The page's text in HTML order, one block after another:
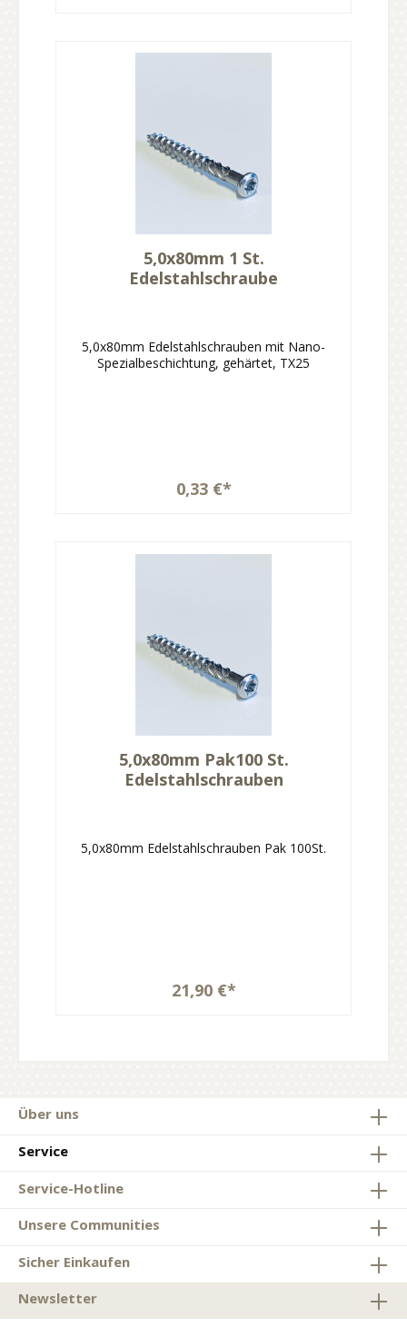
5,0x80mm 1 St.
Edelstahlschraube
5,0x80mm Edelstahlschrauben mit Nano-
Spezialbeschichtung, gehärtet, TX25
0,33 €*
5,0x80mm Pak100 St.
Edelstahlschrauben
5,0x80mm Edelstahlschrauben Pak 100St.
21,90 €*
Über uns
Service
Service-Hotline
Unsere Communities
Sicher Einkaufen
Newsletter